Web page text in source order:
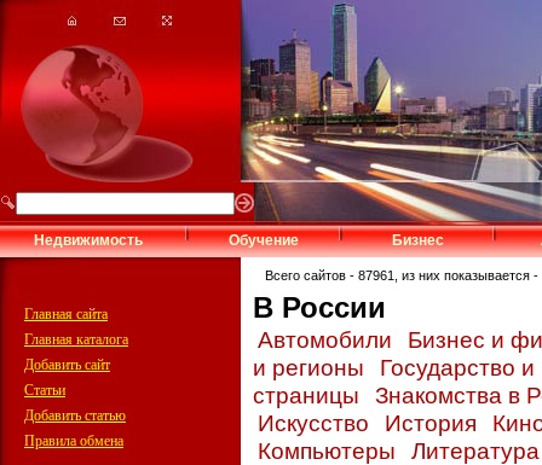
Недвижимость Обучение Бизнес
Главная сайта
Главная каталога
Добавить сайт
Статьи
Добавить статью
Правила обмена
Всего сайтов - 87961, из них показывается
В России
Автомобили
Бизнес и
и регионы
Государство
страницы
Знакомства в
Искусство
История
Компьютеры